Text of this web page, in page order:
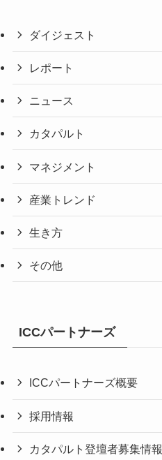
ダイジェスト
レポート
ニュース
カタパルト
マネジメント
産業トレンド
生き方
その他
ICCパートナーズ
ICCパートナーズ概要
採用情報
カタパルト登壇者募集情報